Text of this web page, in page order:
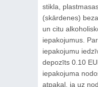
stikla,
(skārdenes)
un citu
iepakojumus.
iepakojumu
depozīts 0.10
iepakojuma
atpakaļ, ja uz